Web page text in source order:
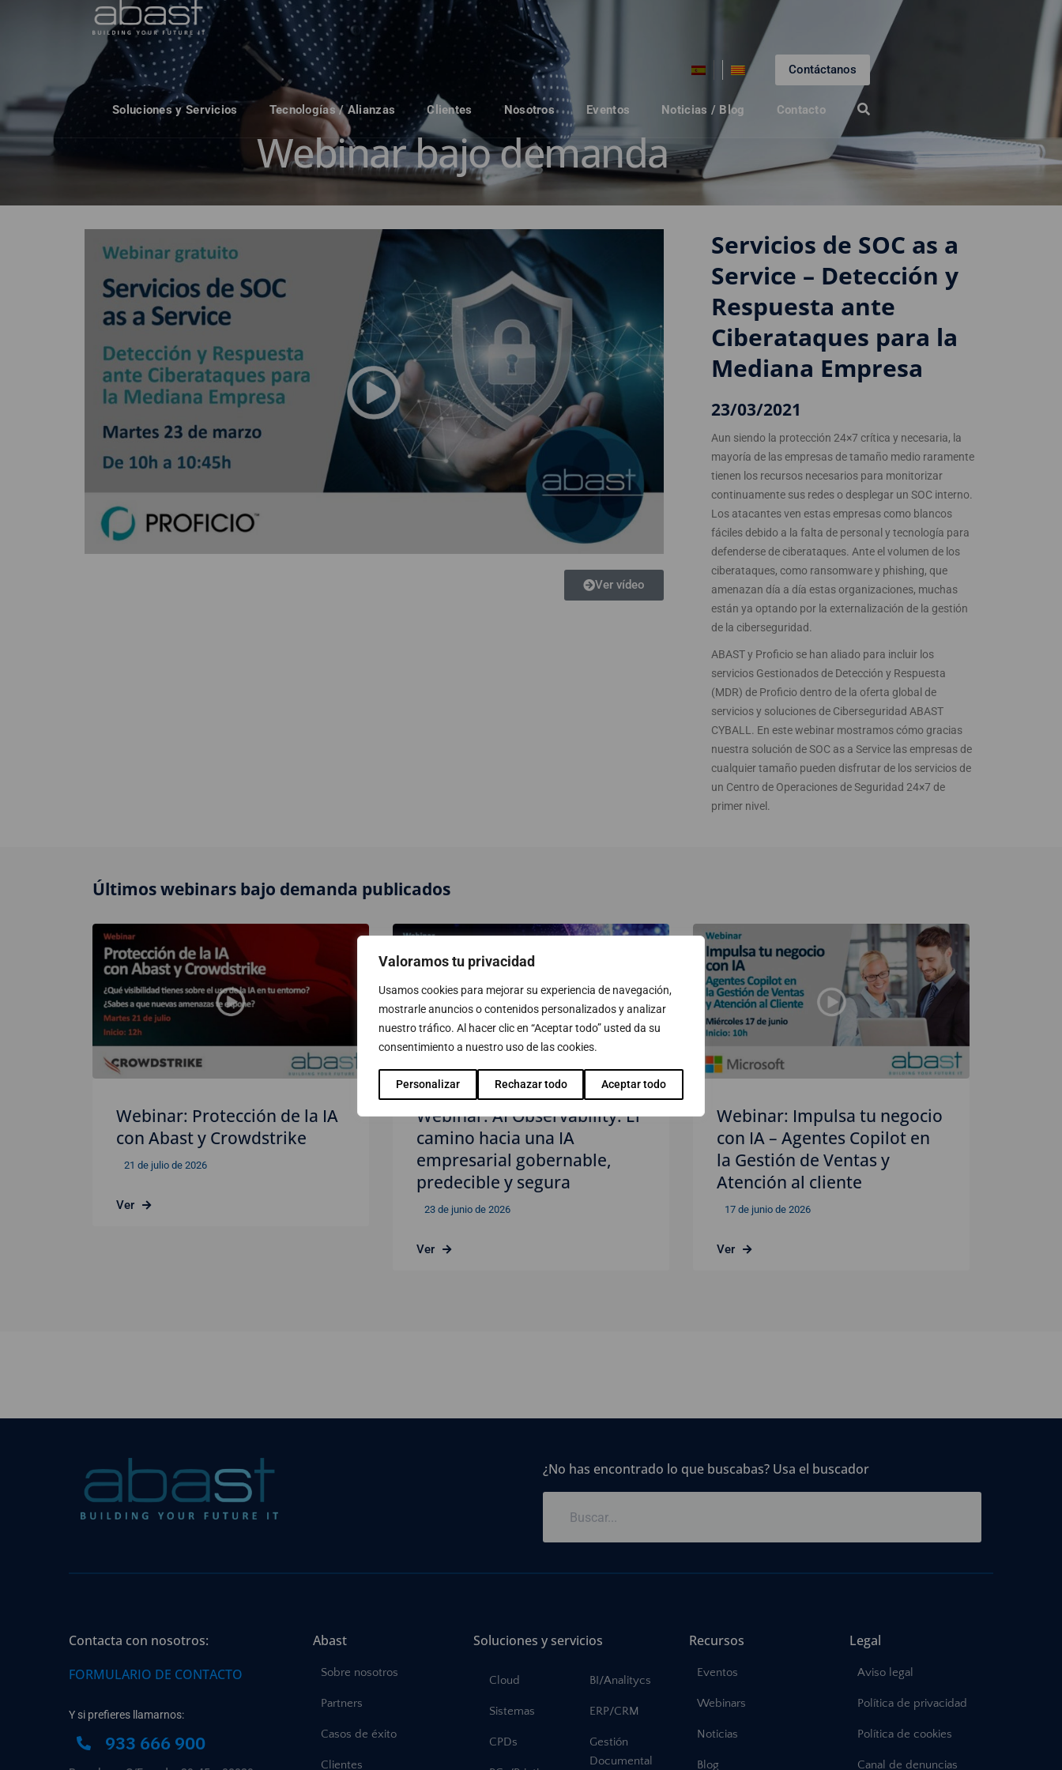
Valoramos tu privacidad
Usamos cookies para mejorar su experiencia de navegación,
mostrarle anuncios o contenidos personalizados y analizar
nuestro tráfico. Al hacer clic en “Aceptar todo” usted da su
consentimiento a nuestro uso de las cookies.
Personalizar Rechazar todo Aceptar todo
Contáctanos
Soluciones y Servicios Tecnologías / Alianzas Clientes Nosotros Eventos Noticias / Blog Contacto
Webinar bajo demanda
Ver vídeo
Servicios de SOC as a
Service – Detección y
Respuesta ante
Ciberataques para la
Mediana Empresa
23/03/2021
Aun siendo la protección 24×7 crítica y necesaria, la
mayoría de las empresas de tamaño medio raramente
tienen los recursos necesarios para monitorizar
continuamente sus redes o desplegar un SOC interno.
Los atacantes ven estas empresas como blancos
fáciles debido a la falta de personal y tecnología para
defenderse de ciberataques. Ante el volumen de los
ciberataques, como ransomware y phishing, que
amenazan día a día estas organizaciones, muchas
están ya optando por la externalización de la gestión
de la ciberseguridad.
ABAST y Proficio se han aliado para incluir los
servicios Gestionados de Detección y Respuesta
(MDR) de Proficio dentro de la oferta global de
servicios y soluciones de Ciberseguridad ABAST
CYBALL. En este webinar mostramos cómo gracias
nuestra solución de SOC as a Service las empresas de
cualquier tamaño pueden disfrutar de los servicios de
un Centro de Operaciones de Seguridad 24×7 de
primer nivel.
Últimos webinars bajo demanda publicados
Webinar: Protección de la IA
con Abast y Crowdstrike
21 de julio de 2026
Ver
Webinar: AI Observability. El
camino hacia una IA
empresarial gobernable,
predecible y segura
23 de junio de 2026
Ver
Webinar: Impulsa tu negocio
con IA – Agentes Copilot en
la Gestión de Ventas y
Atención al cliente
17 de junio de 2026
Ver
¿No has encontrado lo que buscabas? Usa el buscador
Contacta con nosotros:
FORMULARIO DE CONTACTO
Y si prefieres llamarnos:
933 666 900
Abast
Sobre nosotros
Partners
Casos de éxito
Clientes
Soluciones y servicios
Cloud
Sistemas
CPDs
BI/Analitycs
ERP/CRM
Gestión
Documental
Recursos
Eventos
Webinars
Noticias
Blog
Legal
Aviso legal
Política de privacidad
Política de cookies
Canal de denuncias